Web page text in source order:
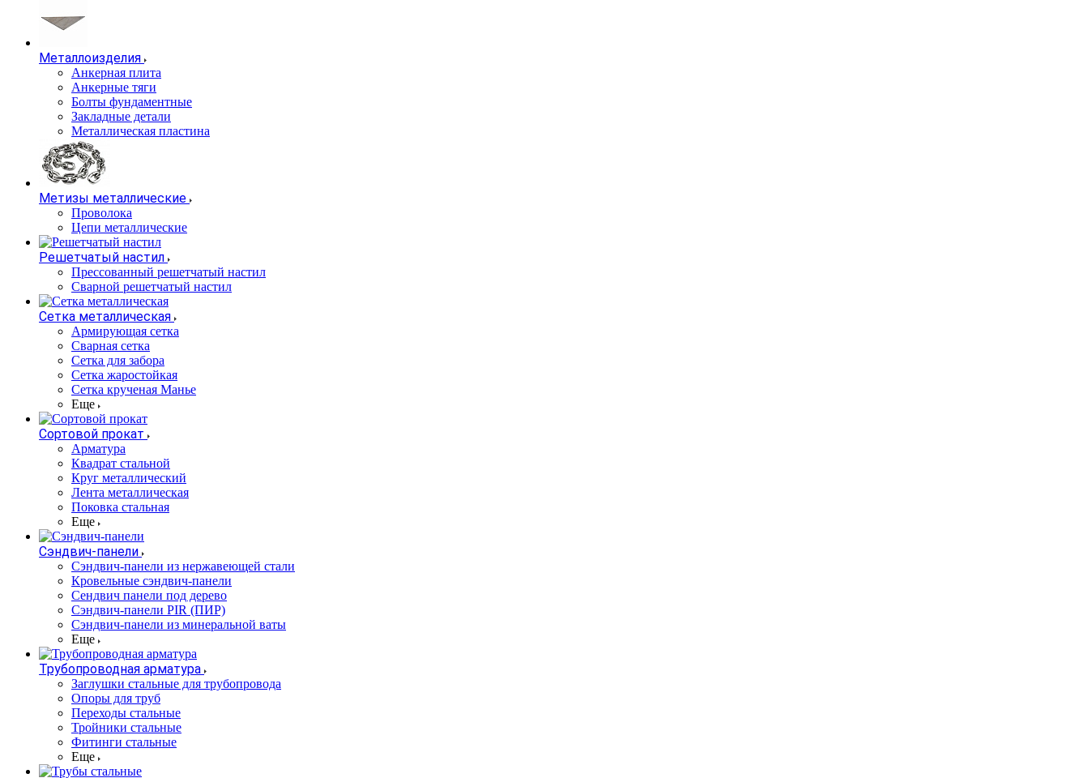
Металлоизделия
Анкерная плита
Анкерные тяги
Болты фундаментные
Закладные детали
Металлическая пластина
Метизы металлические
Проволока
Цепи металлические
Решетчатый настил
Прессованный решетчатый настил
Сварной решетчатый настил
Сетка металлическая
Армирующая сетка
Сварная сетка
Сетка для забора
Сетка жаростойкая
Сетка крученая Манье
Еще
Сортовой прокат
Арматура
Квадрат стальной
Круг металлический
Лента металлическая
Поковка стальная
Еще
Сэндвич-панели
Cэндвич-панели из нержавеющей стали
Кровельные сэндвич-панели
Сендвич панели под дерево
Сэндвич-панели PIR (ПИР)
Сэндвич-панели из минеральной ваты
Еще
Трубопроводная арматура
Заглушки стальные для трубопровода
Опоры для труб
Переходы стальные
Тройники стальные
Фитинги стальные
Еще